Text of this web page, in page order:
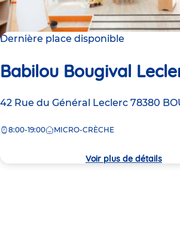
Dernière place disponible
Babilou Bougival
Adresse
la
42 Rue du Général Leclerc 78380
8:00-19:00 MICRO-CRÈCHE
Voir plus de détails